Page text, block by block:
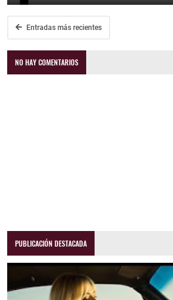
Entradas más recientes
NO HAY COMENTARIOS
PUBLICACIÓN DESTACADA